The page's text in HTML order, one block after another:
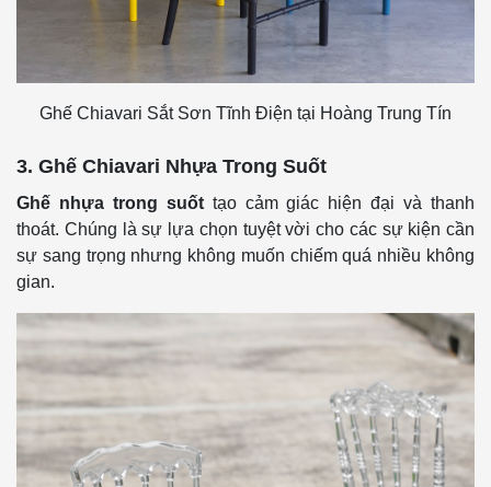
Ghế Chiavari Sắt Sơn Tĩnh Điện tại Hoàng Trung Tín
3. Ghế Chiavari Nhựa Trong Suốt
Ghế nhựa trong suốttạo cảm giác hiện đại và thanh
thoát. Chúng là sự lựa chọn tuyệt vời cho các sự kiện cần
sự sang trọng nhưng không muốn chiếm quá nhiều không
gian.